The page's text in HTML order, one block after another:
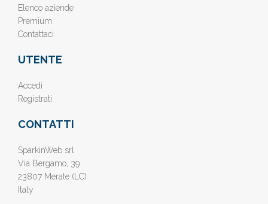
Elenco aziende
Premium
Contattaci
UTENTE
Accedi
Registrati
CONTATTI
SparkinWeb srl
Via Bergamo, 39
23807 Merate (LC)
Italy